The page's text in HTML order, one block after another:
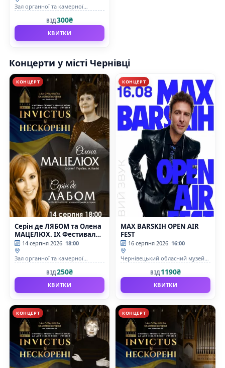
Зал органної та камерної
філармонії імені Д.Гнатюка
ВІД300₴
КВИТКИ
Концерти у місті Чернівці
КОНЦЕРТ
Серін де ЛЯБОМ та Олена
МАЦЕЛЮХ. IX Фестиваль
органної та камерної
музики до дня
Незалежності України
14 серпня 2026 18:00
Зал органної та камерної
філармонії імені Д.Гнатюка
ВІД250₴
КВИТКИ
КОНЦЕРТ
MAX BARSKIH OPEN AIR
FEST
16 серпня 2026 16:00
Чернівецький обласний музей
ВІД1190₴
КВИТКИ
КОНЦЕРТ КОНЦЕРТ